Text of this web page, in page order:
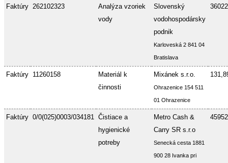
Faktúry 262102323
Analýza vzoriek
vody
Slovenský
vodohospodársky
podnik
Karloveská 2 841 04
Bratislava
Faktúry 11260158
Materiál k
činnosti
Mixánek s.r.o.
Ohrazenice 154 511
01 Ohrazenice
Faktúry 0/0(025)0003/034181 Čistiace a
hygienické
potreby
Metro Cash &
Carry SR s.r.o
Senecká cesta 1881
900 28 Ivanka pri